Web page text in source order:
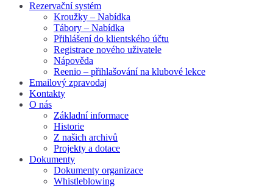
Rezervační systém
Kroužky – Nabídka
Tábory – Nabídka
Přihlášení do klientského účtu
Registrace nového uživatele
Nápověda
Reenio – přihlašování na klubové lekce
Emailový zpravodaj
Kontakty
O nás
Základní informace
Historie
Z našich archivů
Projekty a dotace
Dokumenty
Dokumenty organizace
Whistleblowing